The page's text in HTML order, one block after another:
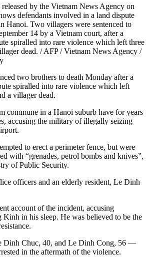
by the Vietnam News Agency on
defendants involved in a land dispute
Hanoi. Two villagers were sentenced to
14 by a Vietnam court, after a
spiralled into rare violence which left three
dead. / AFP / Vietnam News Agency /
two brothers to death Monday after a
spiralled into rare violence which left
a villager dead.
commune in a Hanoi suburb have for years
accusing the military of illegally seizing
to erect a perimeter fence, but were
with “grenades, petrol bombs and knives”,
of Public Security.
officers and an elderly resident, Le Dinh
account of the incident, accusing
Kinh in his sleep. He was believed to be the
Dinh Chuc, 40, and Le Dinh Cong, 56 —
in the aftermath of the violence.